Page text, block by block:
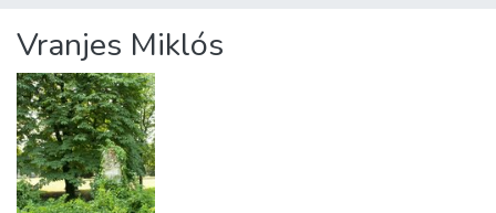
About us
Vranjes Miklós